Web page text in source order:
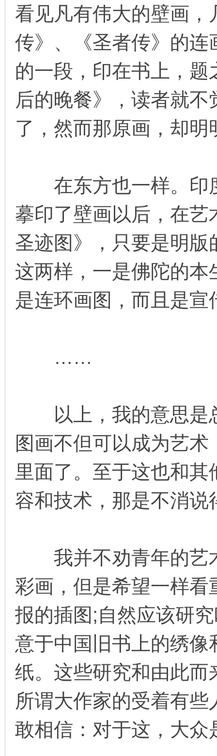
看见凡有伟大的壁画
传》、《圣者传》的
的一段，印在书上，
后的晚餐》，读者就
了，然而那原画，却
在东方也一样。印
摹印了壁画以后，在
圣迹图》，只要是明
这两样，一是佛陀的
是连环画图，而且是宣
……
以上，我的意思是
图画不但可以成为艺术
里面了。至于这也和
容和技术，那是不消说
我并不劝青年的艺
彩画，但是希望一样
报的插图;自然应该研
意于中国旧书上的绣
纸。这些研究和由此
所谓大作家的受着有
敢相信：对于这，大